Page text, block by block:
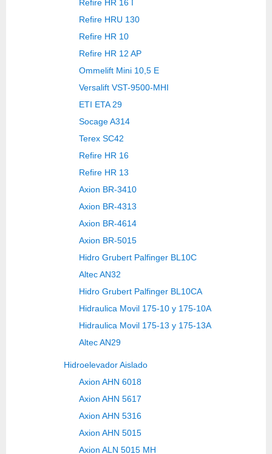
Refire HR 16 I
Refire HRU 130
Refire HR 10
Refire HR 12 AP
Ommelift Mini 10,5 E
Versalift VST-9500-MHI
ETI ETA 29
Socage A314
Terex SC42
Refire HR 16
Refire HR 13
Axion BR-3410
Axion BR-4313
Axion BR-4614
Axion BR-5015
Hidro Grubert Palfinger BL10C
Altec AN32
Hidro Grubert Palfinger BL10CA
Hidraulica Movil 175-10 y 175-10A
Hidraulica Movil 175-13 y 175-13A
Altec AN29
Hidroelevador Aislado
Axion AHN 6018
Axion AHN 5617
Axion AHN 5316
Axion AHN 5015
Axion ALN 5015 MH